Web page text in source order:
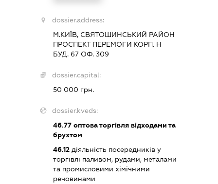
dossier.address:
М.КИЇВ, СВЯТОШИНСЬКИЙ РАЙОН
ПРОСПЕКТ ПЕРЕМОГИ КОРП. Н
БУД. 67 ОФ. 309
dossier.capital:
50 000 грн.
dossier.kveds:
46.77 оптова торгівля відходами та
брухтом
46.12 діяльність посередників у
торгівлі паливом, рудами, металами
та промисловими хімічними
речовинами